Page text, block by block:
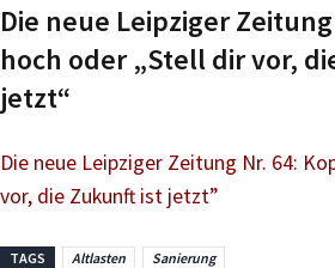
Die neue Leipziger
hoch oder „Stell dir vor,
jetzt“
Die neue Leipziger Zeitung Nr. 64:
vor, die Zukunft ist jetzt”
TAGS Altlasten Sanierung